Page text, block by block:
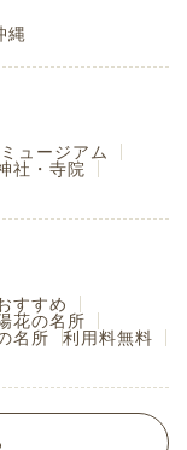
縄
ュージアム
社・寺院
すすめ
花の名所
名所
利用料無料